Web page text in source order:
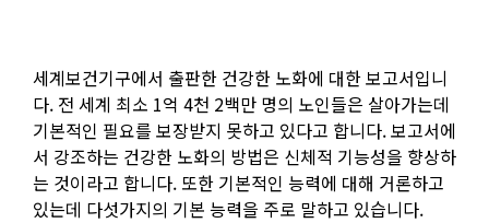
세계보건기구에서 출판한 건강한 노화에 대한 보고서입니
다. 전 세계 최소 1억 4천 2백만 명의 노인들은 살아가는데
기본적인 필요를 보장받지 못하고 있다고 합니다. 보고서에
서 강조하는 건강한 노화의 방법은 신체적 기능성을 향상하
는 것이라고 합니다. 또한 기본적인 능력에 대해 거론하고
있는데 다섯가지의 기본 능력을 주로 말하고 있습니다.